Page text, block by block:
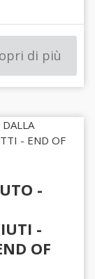
di più
-
-
OF